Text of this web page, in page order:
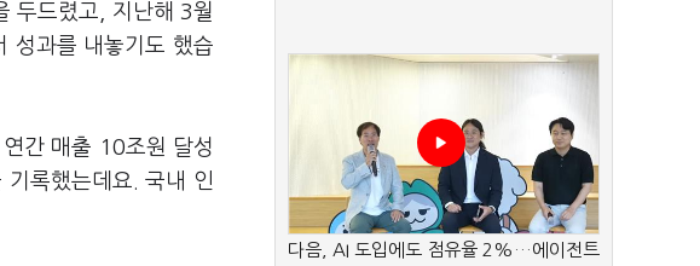
두드렸고, 지난해 3월
성과를 내놓기도 했습
간 매출 10조원 달성
록했는데요. 국내 인
다음, AI 도입에도 점유율 2%…에이전트